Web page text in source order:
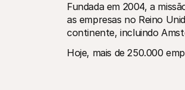
Fundada em 2004, a
as empresas no Reino
continente, incluindo
Hoje, mais de 250.000